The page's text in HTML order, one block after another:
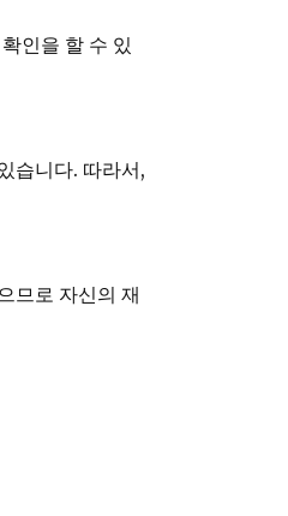
인을 할 수 있
습니다. 따라서,
므로 자신의 재